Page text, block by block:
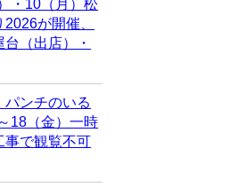
・10（月）松
が開催、
（出店）・
パンチのいる
18（金）一時
事で観覧不可